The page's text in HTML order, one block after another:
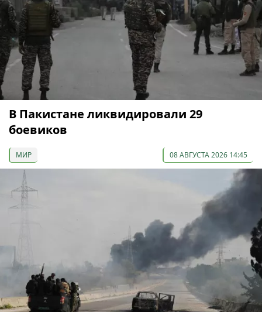
В Пакистане ликвидировали 29
боевиков
МИР 08 АВГУСТА 2026 14:45